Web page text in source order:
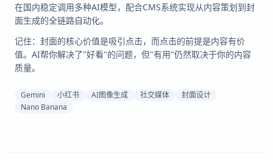
在国内稳定调用多种AI模型，配合CMS系统实现从内容策划到封
面生成的全链路自动化。
记住：封面的核心价值是吸引点击，而点击的前提是内容有价
值。AI帮你解决了"好看"的问题，但"有用"仍然取决于你的内容
质量。
Gemini 小红书 AI图像生成 社交媒体
封面设计
Nano Banana